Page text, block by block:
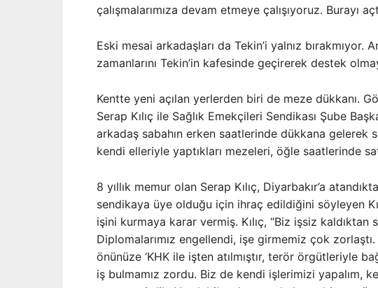
çalışmalarımıza devam etmeye çalışıyoruz. Burayı
Eski mesai arkadaşları da Tekin’i yalnız bırakmıyor.
zamanlarını Tekin’in kafesinde geçirerek destek
Kentte yeni açılan yerlerden biri de meze dükkanı.
Serap Kılıç ile Sağlık Emekçileri Sendikası Şube
arkadaş sabahın erken saatlerinde dükkana gelerek
kendi elleriyle yaptıkları mezeleri, öğle saatlerinde
8 yıllık memur olan Serap Kılıç, Diyarbakır’a
sendikaya üye olduğu için ihraç edildiğini söyleyen
işini kurmaya karar vermiş. Kılıç, “Biz işsiz
Diplomalarımız engellendi, işe girmemiz çok
önünüze ‘KHK ile işten atılmıştır, terör örgütleriyle
iş bulmamız zordu. Biz de kendi işlerimizi yapalım,